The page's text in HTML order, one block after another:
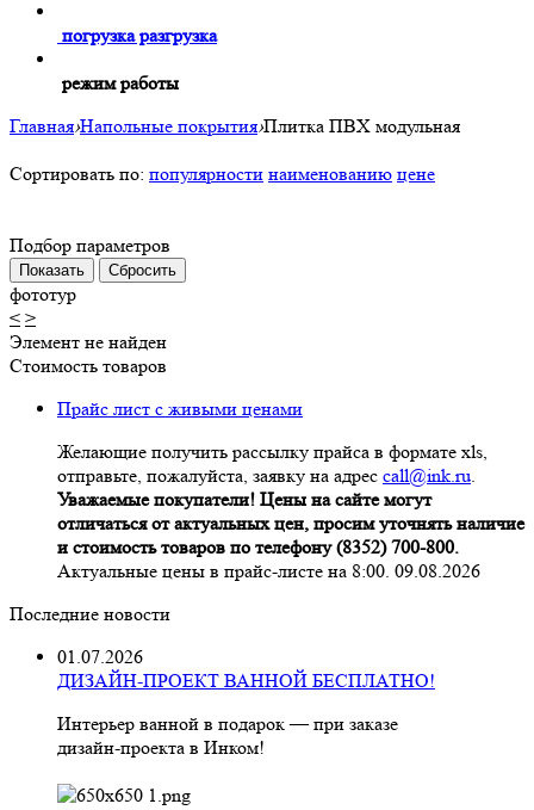
погрузка разгрузка
режим работы
Главная›Напольные покрытия›Плитка ПВХ модульная
Сортировать по: популярности наименованию цене
Подбор параметров
фототур
< >
Элемент не найден
Стоимость товаров
Прайс лист с живыми ценами
Желающие получить рассылку прайса в формате xls,
отправьте, пожалуйста, заявку на адрес call@ink.ru.
Уважаемые покупатели! Цены на сайте могут
отличаться от актуальных цен, просим уточнять наличие
и стоимость товаров по телефону (8352) 700-800.
Актуальные цены в прайс-листе на 8:00. 09.08.2026
Последние новости
01.07.2026
ДИЗАЙН-ПРОЕКТ ВАННОЙ БЕСПЛАТНО!
Интерьер ванной в подарок — при заказе
дизайн‑проекта в Инком!